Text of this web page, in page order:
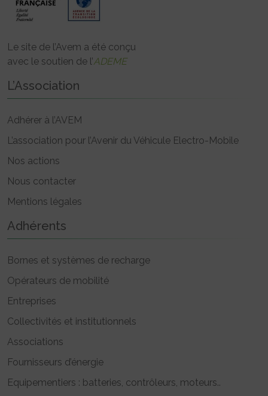
Le site de l’Avem a été conçu
avec le soutien de l’ADEME
L’Association
Adhérer à l’AVEM
L’association pour l’Avenir du Véhicule Electro-Mobile
Nos actions
Nous contacter
Mentions légales
Adhérents
Bornes et systèmes de recharge
Opérateurs de mobilité
Entreprises
Collectivités et institutionnels
Associations
Fournisseurs d’énergie
Equipementiers : batteries, contrôleurs, moteurs..